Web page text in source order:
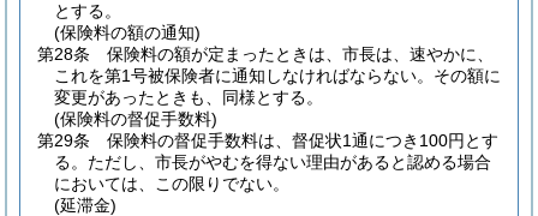
とする。
(保険料の額の通知)
第28条
保険料の額が定まったときは、市長は、速やかに、
これを第1号被保険者に通知しなければならない。 その額に
変更があったときも、同様とする。
(保険料の督促手数料)
第29条
保険料の督促手数料は、督促状1通につき100円とす
る。 ただし、市長がやむを得ない理由があると認める場合
においては、この限りでない。
(延滞金)